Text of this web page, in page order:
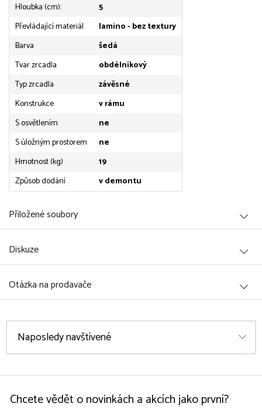
Hloubka (cm):
5
Převládající materiál
lamino - bez textury
Barva
šedá
Tvar zrcadla
obdélníkový
Typ zrcadla
závěsné
Konstrukce
v rámu
S osvětlením
ne
S úložným prostorem
ne
Hmotnost (kg)
19
Způsob dodání
v demontu
Přiložené soubory
Diskuze
Otázka na prodavače
Naposledy navštívené
Chcete vědět o novinkách a akcích jako první?